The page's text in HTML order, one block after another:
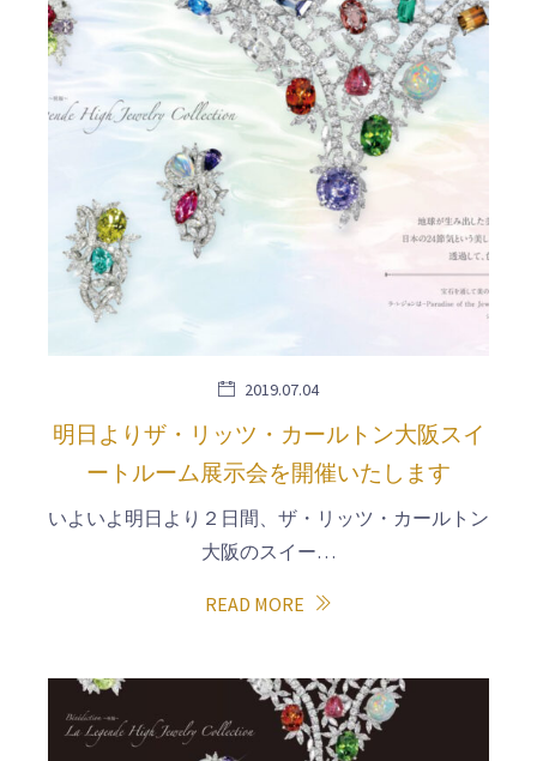
2019.07.04
明日よりザ・リッツ・カールトン大阪スイ
ートルーム展示会を開催いたします
いよいよ明日より２日間、ザ・リッツ・カールトン
大阪のスイー…
READ MORE